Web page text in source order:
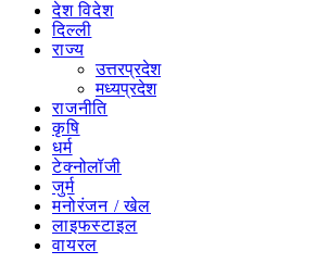
देश विदेश
दिल्ली
राज्य
उत्तरप्रदेश
मध्यप्रदेश
राजनीति
कृषि
धर्म
टेक्नोलॉजी
जुर्म
मनोरंजन / खेल
लाइफस्टाइल
वायरल